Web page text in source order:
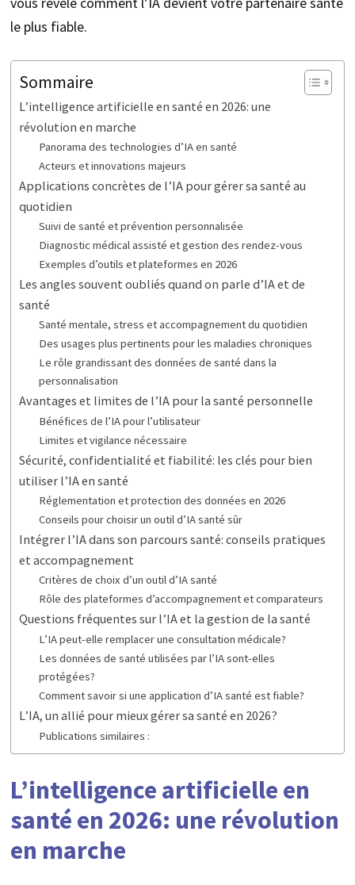
le plus fiable.
Sommaire
L’intelligence artificielle en santé en 2026: une
révolution en marche
Panorama des technologies d’IA en santé
Acteurs et innovations majeurs
Applications concrètes de l’IA pour gérer sa santé au
quotidien
Suivi de santé et prévention personnalisée
Diagnostic médical assisté et gestion des rendez-vous
Exemples d’outils et plateformes en 2026
Les angles souvent oubliés quand on parle d’IA et de
santé
Santé mentale, stress et accompagnement du quotidien
Des usages plus pertinents pour les maladies chroniques
Le rôle grandissant des données de santé dans la
personnalisation
Avantages et limites de l’IA pour la santé personnelle
Bénéfices de l’IA pour l’utilisateur
Limites et vigilance nécessaire
Sécurité, confidentialité et fiabilité: les clés pour bien
utiliser l’IA en santé
Réglementation et protection des données en 2026
Conseils pour choisir un outil d’IA santé sûr
Intégrer l’IA dans son parcours santé: conseils pratiques
et accompagnement
Critères de choix d’un outil d’IA santé
Rôle des plateformes d’accompagnement et comparateurs
Questions fréquentes sur l’IA et la gestion de la santé
L’IA peut-elle remplacer une consultation médicale?
Les données de santé utilisées par l’IA sont-elles
protégées?
Comment savoir si une application d’IA santé est fiable?
L’IA, un allié pour mieux gérer sa santé en 2026?
Publications similaires :
L’intelligence artificielle en
santé en 2026: une révolution
en marche